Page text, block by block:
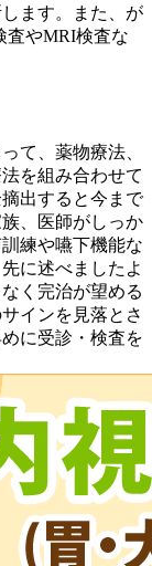
ます。また、が
査やMRI検査な
て、薬物療法、
を組み合わせて
出すると今まで
、医師がしっか
練や嚥下機能な
に述べましたよ
く完治が望める
インを見落とさ
に受診・検査を